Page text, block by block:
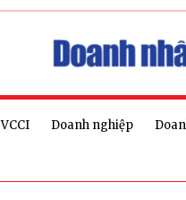
VCCI Doanh nghiệp